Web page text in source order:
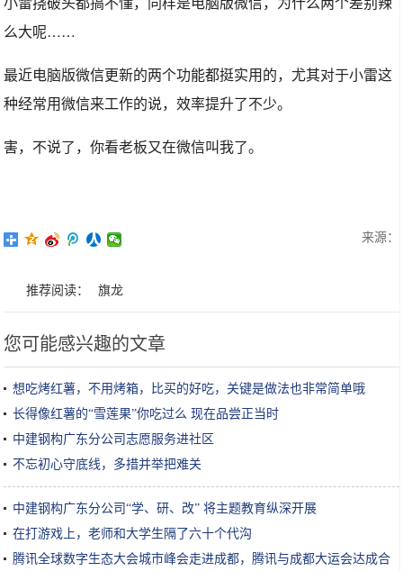
么大呢……
最近电脑版微信更新的两个功能都挺实用的，尤其对于小雷这
种经常用微信来工作的说，效率提升了不少。
害，不说了，你看老板又在微信叫我了。
来源：
推荐阅读： 旗龙
您可能感兴趣的文章
想吃烤红薯，不用烤箱，比买的好吃，关键是做法也非常简单哦
长得像红薯的“雪莲果”你吃过么 现在品尝正当时
中建钢构广东分公司志愿服务进社区
不忘初心守底线，多措并举把难关
中建钢构广东分公司“学、研、改” 将主题教育纵深开展
在打游戏上，老师和大学生隔了六十个代沟
腾讯全球数字生态大会城市峰会走进成都，腾讯与成都大运会达成合